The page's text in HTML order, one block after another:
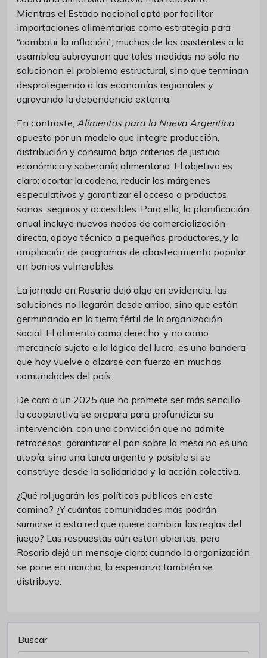
Mientras el Estado nacional optó por facilitar
importaciones alimentarias como estrategia para
“combatir la inflación”, muchos de los asistentes a la
asamblea subrayaron que tales medidas no sólo no
solucionan el problema estructural, sino que terminan
desprotegiendo a las economías regionales y
agravando la dependencia externa.
En contraste, Alimentos para la Nueva Argentina
apuesta por un modelo que integre producción,
distribución y consumo bajo criterios de justicia
económica y soberanía alimentaria. El objetivo es
claro: acortar la cadena, reducir los márgenes
especulativos y garantizar el acceso a productos
sanos, seguros y accesibles. Para ello, la planificación
anual incluye nuevos nodos de comercialización
directa, apoyo técnico a pequeños productores, y la
ampliación de programas de abastecimiento popular
en barrios vulnerables.
La jornada en Rosario dejó algo en evidencia: las
soluciones no llegarán desde arriba, sino que están
germinando en la tierra fértil de la organización
social. El alimento como derecho, y no como
mercancía sujeta a la lógica del lucro, es una bandera
que hoy vuelve a alzarse con fuerza en muchas
comunidades del país.
De cara a un 2025 que no promete ser más sencillo,
la cooperativa se prepara para profundizar su
intervención, con una convicción que no admite
retrocesos: garantizar el pan sobre la mesa no es una
utopía, sino una tarea urgente y posible si se
construye desde la solidaridad y la acción colectiva.
¿Qué rol jugarán las políticas públicas en este
camino? ¿Y cuántas comunidades más podrán
sumarse a esta red que quiere cambiar las reglas del
juego? Las respuestas aún están abiertas, pero
Rosario dejó un mensaje claro: cuando la organización
se pone en marcha, la esperanza también se
distribuye.
Buscar